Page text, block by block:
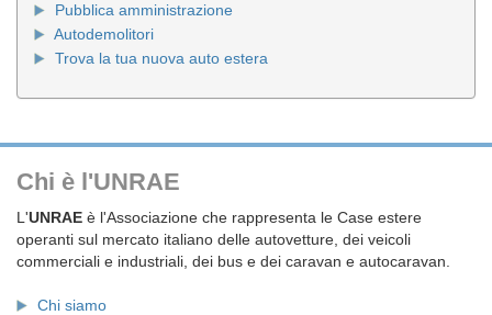
Pubblica amministrazione
Autodemolitori
Trova la tua nuova auto estera
Chi è l'UNRAE
L'UNRAE è l'Associazione che rappresenta le Case estere
operanti sul mercato italiano delle autovetture, dei veicoli
commerciali e industriali, dei bus e dei caravan e autocaravan.
Chi siamo